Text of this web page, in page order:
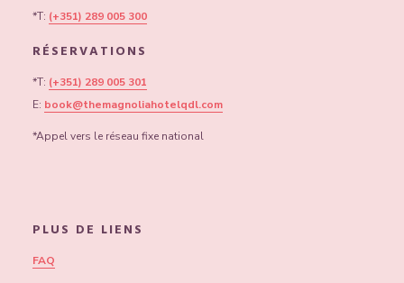
*T: (+351) 289 005 300
RÉSERVATIONS
*T: (+351) 289 005 301
E: book@themagnoliahotelqdl.com
*Appel vers le réseau fixe national
PLUS DE LIENS
FAQ